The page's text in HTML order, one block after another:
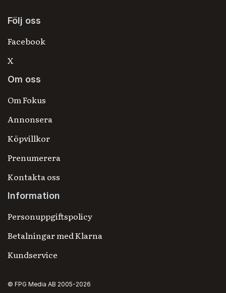
Följ oss
Facebook
X
Om oss
Om Fokus
Annonsera
Köpvillkor
Prenumerera
Kontakta oss
Information
Personuppgiftspolicy
Betalningar med Klarna
Kundservice
© FPG Media AB 2005-2026